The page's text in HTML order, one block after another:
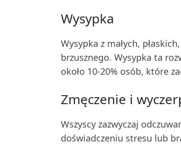
Wysypka
Wysypka z małych,
brzusznego. Wysypka ta
około 10-20% osób, które
Zmęczenie i
Wszyscy zazwyczaj
doświadczeniu stresu lub